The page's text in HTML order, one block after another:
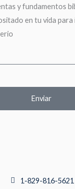
y fundamentos
en tu vida
Enviar
1-829-816-5621